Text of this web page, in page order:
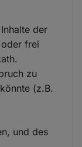
der
frei
zu
(z.B.
und des